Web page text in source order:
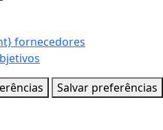
fornecedores
Salvar preferências